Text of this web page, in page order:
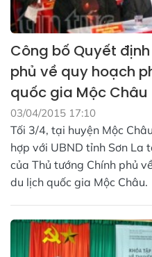
Công bố Quyết
phủ về quy hoạch
quốc gia Mộc Châu
03/04/2015 17:10
Tối 3/4, tại huyện Mộc
hợp với UBND tỉnh Sơn La
của Thủ tướng Chính phủ
du lịch quốc gia Mộc Châu.